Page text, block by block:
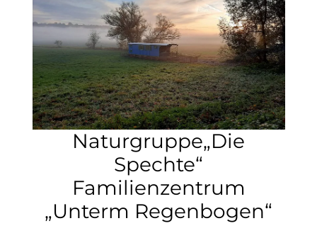
Naturgruppe„Die
Spechte“
Familienzentrum
„Unterm Regenbogen“